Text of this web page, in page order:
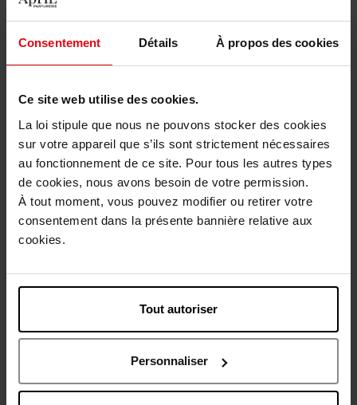
Consentement Détails À propos des cookies
Ce site web utilise des cookies.
La loi stipule que nous ne pouvons stocker des cookies
sur votre appareil que s’ils sont strictement nécessaires
au fonctionnement de ce site. Pour tous les autres types
de cookies, nous avons besoin de votre permission.
À tout moment, vous pouvez modifier ou retirer votre
consentement dans la présente bannière relative aux
cookies.
Tout autoriser
Personnaliser
130,50 € Ajouter 86,50 € Ajouter
JEAN PAUL GAULTIER
ELIXIR
Parfum Intense